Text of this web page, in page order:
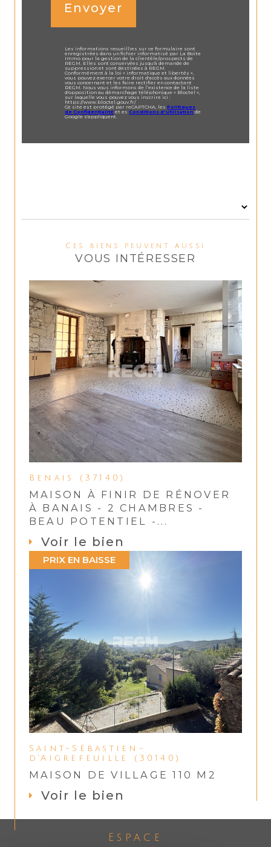
Envoyer
Les informations recueillies sur ce formulaire sont
enregistrées dans un fichier informatisé par La Boite
Immo pour la gestion de la clientèle/prospects de
REGM. Elles sont conservées jusqu'à demande de
suppression et sont destinées à REGM.
Conformément à la loi « informatique et libertés »,
vous pouvez exercer votre droit d'accès aux données
vous concernant et les faire rectifier en contactant
REGM. Nous vous informons de l’existence de la liste
d'opposition au démarchage téléphonique « Bloctel »,
sur laquelle vous pouvez vous inscrire ici :
https://www.bloctel.gouv.fr/
Ce site est protégé par reCAPTCHA, lesPolitiques
de Confidentialité et es Conditions d'utilisationde
Google s'appliquent.
Ces biens peuvent aussi
VOUS INTÉRESSER
Benais (37140)
MAISON À FINIR DE RÉNOVER
À BANAIS - 2 CHAMBRES -
BEAU POTENTIEL -...
Voir le bien
PRIX EN BAISSE
Saint-Sébastien-
d'Aigrefeuille (30140)
MAISON DE VILLAGE 110 M2
Voir le bien
Espace